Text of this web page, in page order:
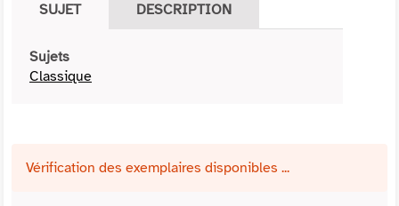
SUJET DESCRIPTION
Sujets
Classique
Vérification des exemplaires disponibles ...